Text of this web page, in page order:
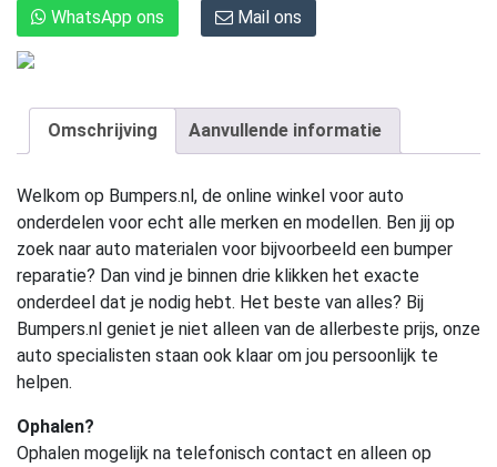
WhatsApp ons Mail ons
Omschrijving Aanvullende informatie
Welkom op Bumpers.nl, de online winkel voor auto
onderdelen voor echt alle merken en modellen. Ben jij op
zoek naar auto materialen voor bijvoorbeeld een bumper
reparatie? Dan vind je binnen drie klikken het exacte
onderdeel dat je nodig hebt. Het beste van alles? Bij
Bumpers.nl geniet je niet alleen van de allerbeste prijs, onze
auto specialisten staan ook klaar om jou persoonlijk te
helpen.
Ophalen?
Ophalen mogelijk na telefonisch contact en alleen op